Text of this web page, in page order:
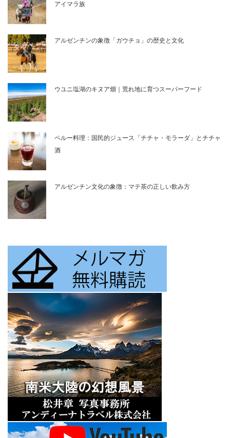
アイマラ族
アルゼンチンの象徴「ガウチョ」の歴史と文化
ウユニ塩湖のキヌア畑｜荒れ地に育つスーパーフード
ペルー料理：国民的ジュース「チチャ・モラーダ」とチチャ
酒
アルゼンチン文化の象徴：マテ茶の正しい飲み方